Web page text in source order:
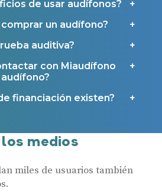
de usar audífonos?
un audífono?
auditiva?
con Miaudífono
financiación existen?
medios
miles de usuarios también